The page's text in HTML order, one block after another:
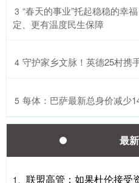
沪深300 4694.44
3 ​“春天的事业”托起稳稳的幸
定、更有温度民生保障
4 守护家乡文脉！英德25村携
5 每体：巴萨最新总身价减少
最
1、 联盟高管：如果杜伦接受